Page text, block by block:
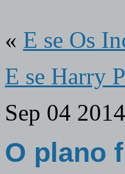
« E se Os
E se Harry
Sep 04 2014
O plano